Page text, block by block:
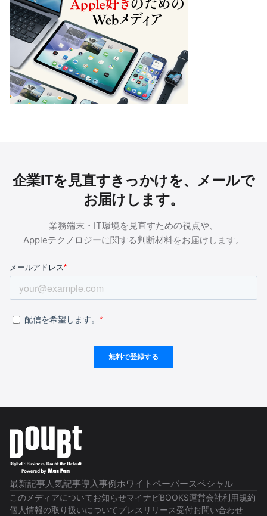
企業ITを見直すきっかけを、メールで
お届けします。
業務端末・IT環境を見直すための視点や、
Appleテクノロジーに関する判断材料をお届けします。
最新記事人気記事導入事例ホワイトペーパースペシャル
このメディアについてお知らせマイナビBOOKS運営会社利用規約
個人情報の取り扱いについてプレスリリース受付お問い合わせ